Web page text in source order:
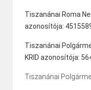
Tiszanánai Roma
azonosítója:
Tiszanánai
KRID azonosítója:
Tiszanánai